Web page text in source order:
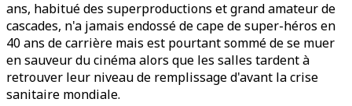
ans, habitué des superproductions et grand amateur de
cascades, n'a jamais endossé de cape de super-héros en
40 ans de carrière mais est pourtant sommé de se muer
en sauveur du cinéma alors que les salles tardent à
retrouver leur niveau de remplissage d'avant la crise
sanitaire mondiale.